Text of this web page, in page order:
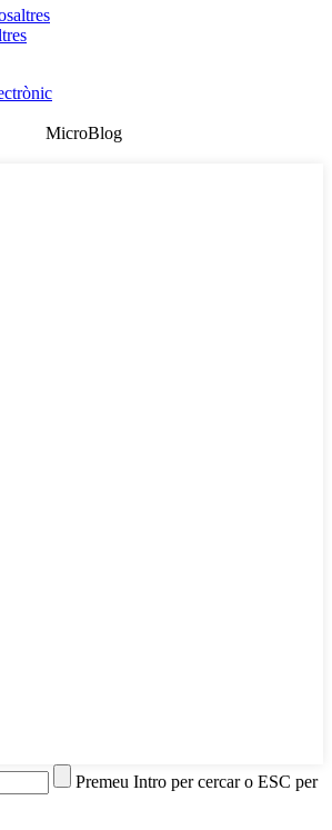
MicroBlog
Premeu Intro per cercar o ESC per